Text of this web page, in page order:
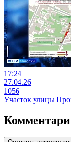
17:24
27.04.26
1056
Участок улицы